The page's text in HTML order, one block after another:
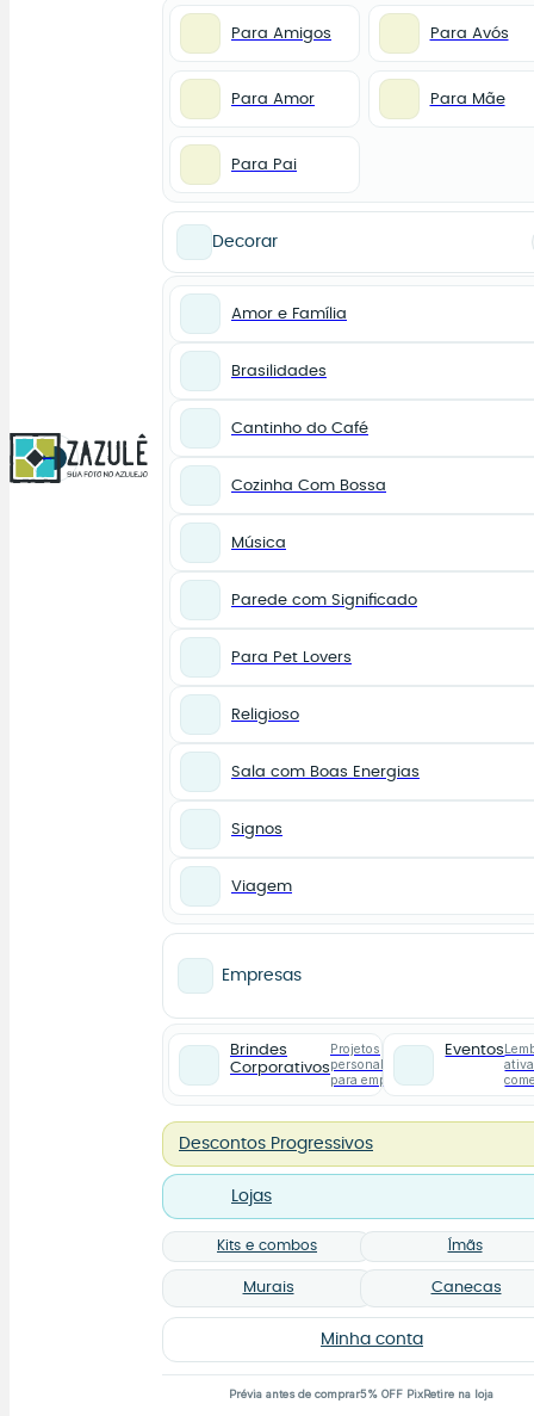
0
Para Amigos Para Avós
Para Amor Para Mãe
Para Pai
Decorar
Amor e Família
Brasilidades
Cantinho do Café
Cozinha Com Bossa
Música
Parede com Significado
Para Pet Lovers
Religioso
Sala com Boas Energias
Signos
Viagem
Empresas
Brindes
Corporativos
Projetos
personalizados
para empresas
Eventos
Descontos Progressivos
Lojas
Kits e combos Ímãs
Murais Canecas
Minha conta
Prévia antes de comprar5% OFF PixRetire na loja